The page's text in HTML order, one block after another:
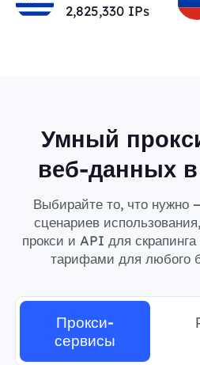
2,825,330 IPs
Умный
веб-данных
Выбирайте то, что нужно
сценариев
прокси и API для
тарифами для любого
Прокси-
сервисы